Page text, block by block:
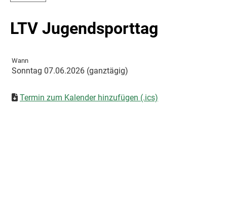
LTV Jugendsporttag
Wann
Sonntag 07.06.2026 (ganztägig)
Termin zum Kalender hinzufügen (.ics)